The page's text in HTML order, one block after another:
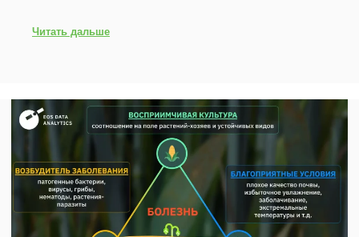
Читать дальше